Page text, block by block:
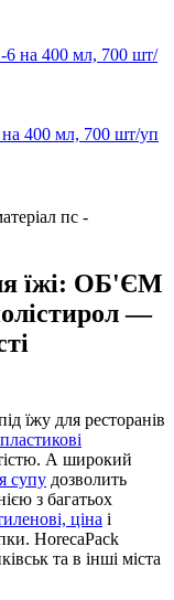
400 мл, 700 шт/уп
їжі: ОБ'ЄМ
—
їжу для ресторанів
А широкий
супу дозволить
з багатьох
ціна і
HorecaPack
та в інші міста